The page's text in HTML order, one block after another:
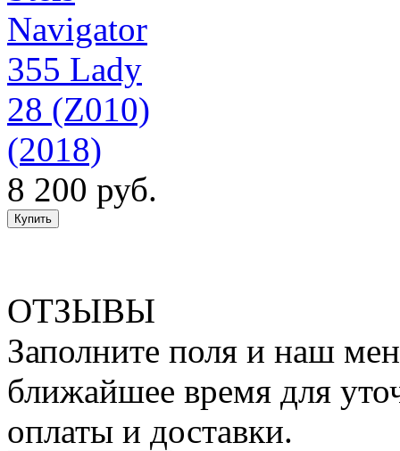
Navigator
355 Lady
28 (Z010)
(2018)
8 200 руб.
ОТЗЫВЫ
Заполните поля и наш
ближайшее время для
оплаты и доставки.